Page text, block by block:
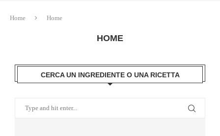
Home Home
HOME
CERCA UN INGREDIENTE O UNA RICETTA